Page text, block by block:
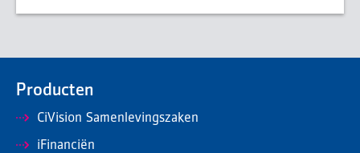
Producten
CiVision Samenlevingszaken
iFinanciën